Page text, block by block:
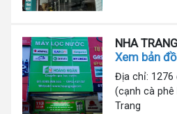
NHA TRANG
Xem bản
Địa chỉ: 1276
(cạnh cà phê
Trang